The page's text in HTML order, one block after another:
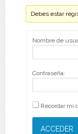
Debes estar
Nombre de
Contraseña:
Recordar mi
ACCEDER